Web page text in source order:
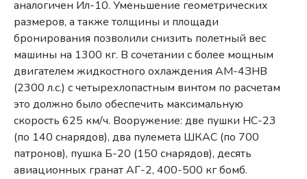
аналогичен Ил-10. Уменьшение геометрических
размеров, а также толщины и площади
бронирования позволили снизить полетный вес
машины на 1300 кг. В сочетании с более мощным
двигателем жидкостного охлаждения АМ-4ЗНВ
(2300 л.с.) с четырехлопастным винтом по расчетам
это должно было обеспечить максимальную
скорость 625 км/ч. Вооружение: две пушки НС-23
(по 140 снарядов), два пулемета ШКАС (по 700
патронов), пушка Б-20 (150 снарядов), десять
авиационных гранат АГ-2, 400-500 кг бомб.